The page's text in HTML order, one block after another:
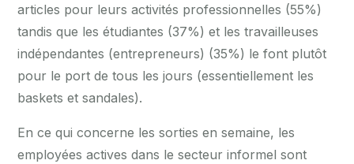
articles pour leurs activités professionnelles (55%)
tandis que les étudiantes (37%) et les travailleuses
indépendantes (entrepreneurs) (35%) le font plutôt
pour le port de tous les jours (essentiellement les
baskets et sandales).
En ce qui concerne les sorties en semaine, les
employées actives dans le secteur informel sont